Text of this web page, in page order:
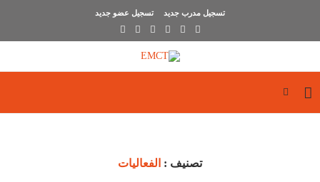
تسجيل مدرب جديد تسجيل عضو جديد
تصنيف : الفعاليات